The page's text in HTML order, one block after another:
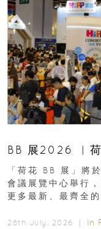
BB 展2026 ︳
「荷花 BB 展」將
會議展覽中心舉行
更多最新、最齊全
28th July, 2026 ｜ In